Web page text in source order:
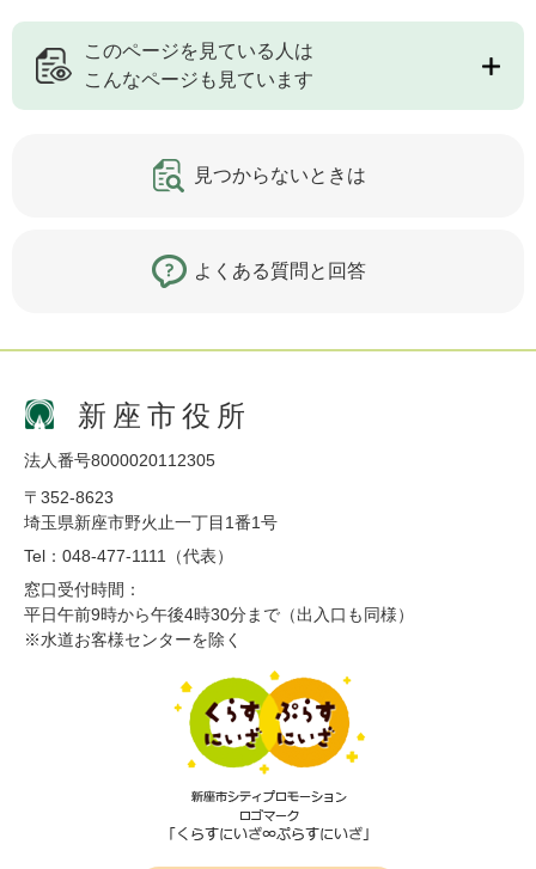
このページを見ている人は
こんなページも見ています
見つからないときは
よくある質問と回答
新座市役所
法人番号8000020112305
〒352-8623
埼玉県新座市野火止一丁目1番1号
Tel：048-477-1111（代表）
窓口受付時間：
平日午前9時から午後4時30分まで（出入口も同様）
※水道お客様センターを除く